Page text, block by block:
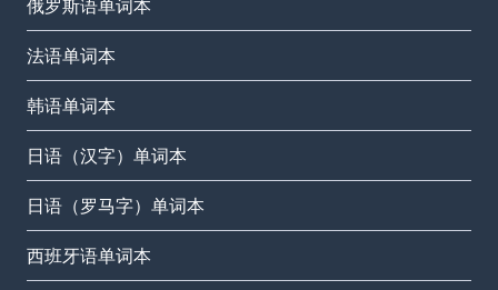
俄罗斯语单词本
法语单词本
韩语单词本
日语（汉字）单词本
日语（罗马字）单词本
西班牙语单词本